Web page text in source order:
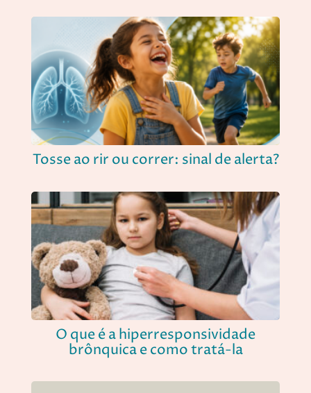
Tosse ao rir ou correr: sinal de alerta?
O que é a hiperresponsividade
brônquica e como tratá-la